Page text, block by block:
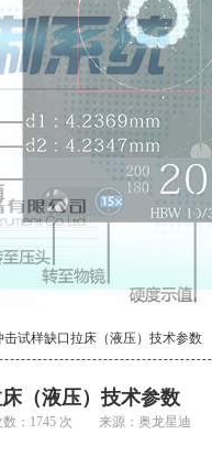
试样缺口拉床（液压）技术参数
（液压）技术参数
：1745 次 来源：奥龙星迪